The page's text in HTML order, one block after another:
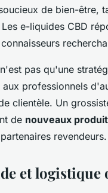
de bien-être,
e-liquides CBD
pas qu'une
professionnels
clientèle. Un
de nouveaux
revendeurs.
et logistique